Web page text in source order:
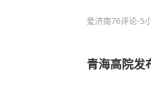
爱济南76评论-5
青海高院发